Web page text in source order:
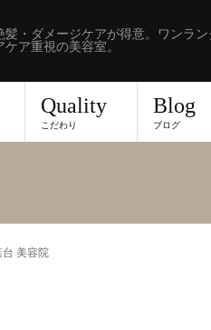
髪・ダメージケアが得意。ワンラ
ア重視の美容室。
Quality
こだわり
Blog
ブログ
台 美容院